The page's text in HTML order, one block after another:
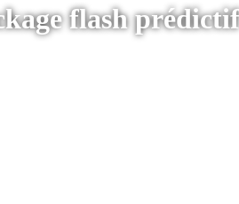
flash